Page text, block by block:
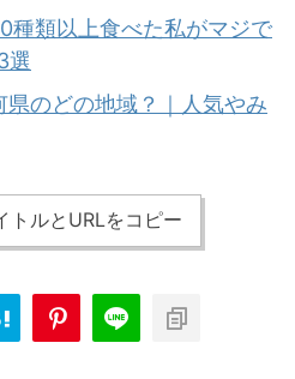
種類以上食べた私がマジで
選
のどの地域？｜人気やみ
トルとURLをコピー